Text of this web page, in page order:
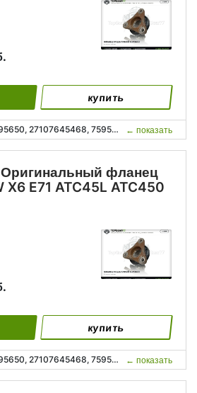
купить
7595650, 7645468, 27 10 7 595 650, 27 10 7 645 468; ← показать
фланец
X6 E71 ATC45L ATC450
купить
7595650, 7645468, 27 10 7 595 650, 27 10 7 645 468; ← показать